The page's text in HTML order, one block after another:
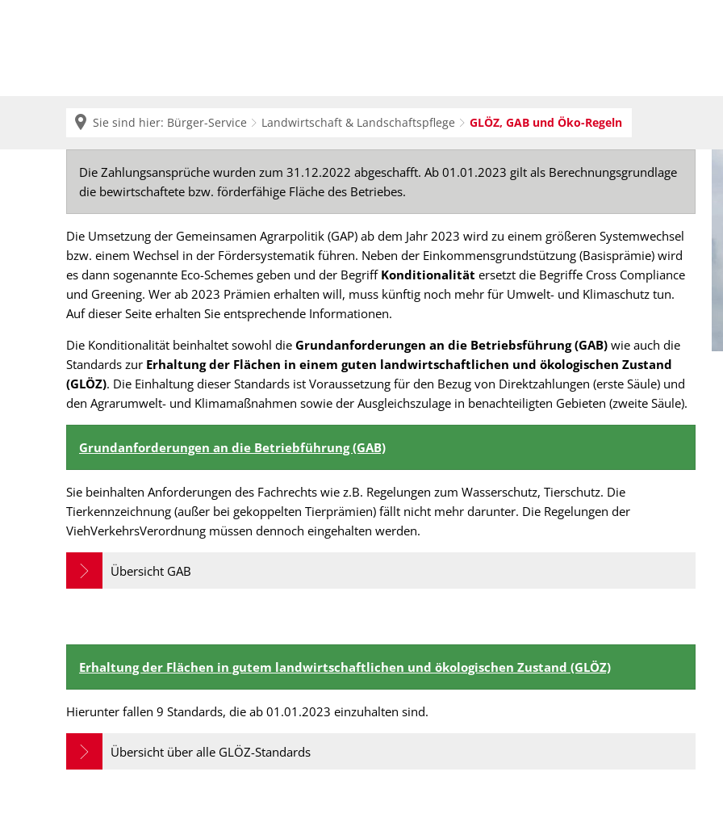
Sie sind hier: Bürger-Service Landwirtschaft & Landschaftspflege GLÖZ, GAB und Öko-Regeln
GLÖZ,
Regeln
Die Zahlungsansprüche wurden zum 31.12.2022 abgeschafft. Ab 01.01.2023 gilt als Berechnungsgrundlage
die bewirtschaftete bzw. förderfähige Fläche des Betriebes.
Die Umsetzung der Gemeinsamen Agrarpolitik (GAP) ab dem Jahr 2023 wird zu einem größeren Systemwechsel
bzw. einem Wechsel in der Fördersystematik führen. Neben der Einkommensgrundstützung (Basisprämie) wird
es dann sogenannte Eco-Schemes geben und der Begriff Konditionalität ersetzt die Begriffe Cross Compliance
und Greening. Wer ab 2023 Prämien erhalten will, muss künftig noch mehr für Umwelt- und Klimaschutz tun.
Auf dieser Seite erhalten Sie entsprechende Informationen.
Die Konditionalität beinhaltet sowohl die Grundanforderungen an die Betriebsführung (GAB) wie auch die
Standards zur Erhaltung der Flächen in einem guten landwirtschaftlichen und ökologischen Zustand
(GLÖZ). Die Einhaltung dieser Standards ist Voraussetzung für den Bezug von Direktzahlungen (erste Säule) und
den Agrarumwelt- und Klimamaßnahmen sowie der Ausgleichszulage in benachteiligten Gebieten (zweite Säule).
Grundanforderungen an die Betriebführung (GAB)
Sie beinhalten Anforderungen des Fachrechts wie z.B. Regelungen zum Wasserschutz, Tierschutz. Die
Tierkennzeichnung (außer bei gekoppelten Tierprämien) fällt nicht mehr darunter. Die Regelungen der
ViehVerkehrsVerordnung müssen dennoch eingehalten werden.
Übersicht GAB
Erhaltung der Flächen in gutem landwirtschaftlichen und ökologischen Zustand (GLÖZ)
Hierunter fallen 9 Standards, die ab 01.01.2023 einzuhalten sind.
Übersicht über alle GLÖZ-Standards